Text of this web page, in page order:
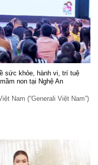
sức khỏe, hành vi, trí tuệ
non tại Nghệ An
Nam (“Generali Việt Nam”)